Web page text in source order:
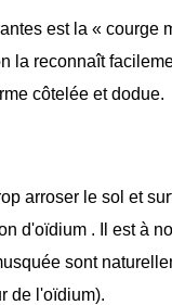
est la « courge
la reconnaît
côtelée et dodue.
arroser le sol et
d'oïdium . Il est à
sont
de l'oïdium).